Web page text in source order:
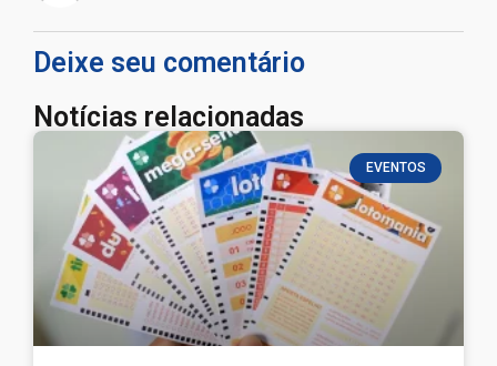
Deixe seu comentário
Notícias relacionadas
EVENTOS